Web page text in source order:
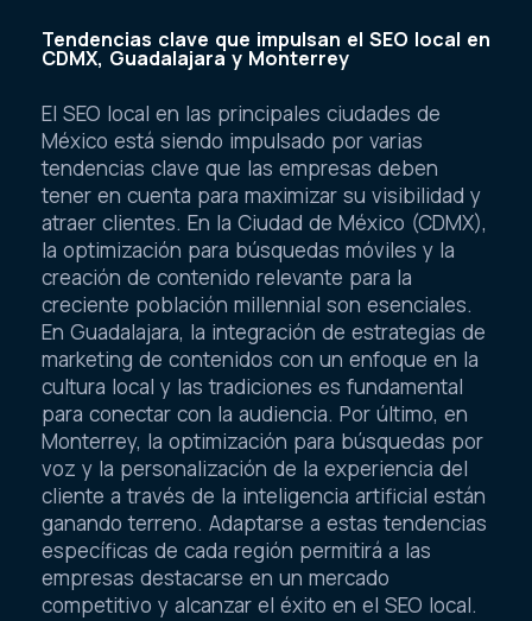
Tendencias clave que impulsan el SEO local en
CDMX, Guadalajara y Monterrey
El SEO local en las principales ciudades de
México está siendo impulsado por varias
tendencias clave que las empresas deben
tener en cuenta para maximizar su visibilidad y
atraer clientes. En la Ciudad de México (CDMX),
la optimización para búsquedas móviles y la
creación de contenido relevante para la
creciente población millennial son esenciales.
En Guadalajara, la integración de estrategias de
marketing de contenidos con un enfoque en la
cultura local y las tradiciones es fundamental
para conectar con la audiencia. Por último, en
Monterrey, la optimización para búsquedas por
voz y la personalización de la experiencia del
cliente a través de la inteligencia artificial están
ganando terreno. Adaptarse a estas tendencias
específicas de cada región permitirá a las
empresas destacarse en un mercado
competitivo y alcanzar el éxito en el SEO local.